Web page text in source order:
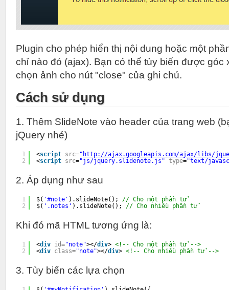
Plugin cho phép hiển thị nội dung hoặc một
chỉ nào đó (ajax). Bạn có thể tùy biến được góc
chọn ảnh cho nút "close" của ghi chú.
Cách sử dụng
1. Thêm SlideNote vào header của trang web
jQuery nhé)
1
2
<script src=" http://ajax.googleapis.com/ajax/libs/
<script src="js/jquery.slidenote.js" type="text/
2. Áp dụng như sau
1
2
$( '#note' ).slideNote(); // Cho một phần tử
$( '.notes' ).slideNote(); // Cho nhiều phần tử
Khi đó mã HTML tương ứng là:
1
2
<div id="note"></div> <!-- Cho một phần tử -->
<div class="note"></div> <!-- Cho nhiều phần tử -->
3. Tùy biến các lựa chọn